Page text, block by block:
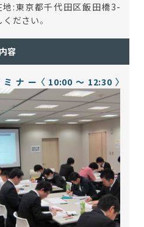
:東京都千代田区飯田橋3-
ださい。
内容
ー〈10:00～12:30〉